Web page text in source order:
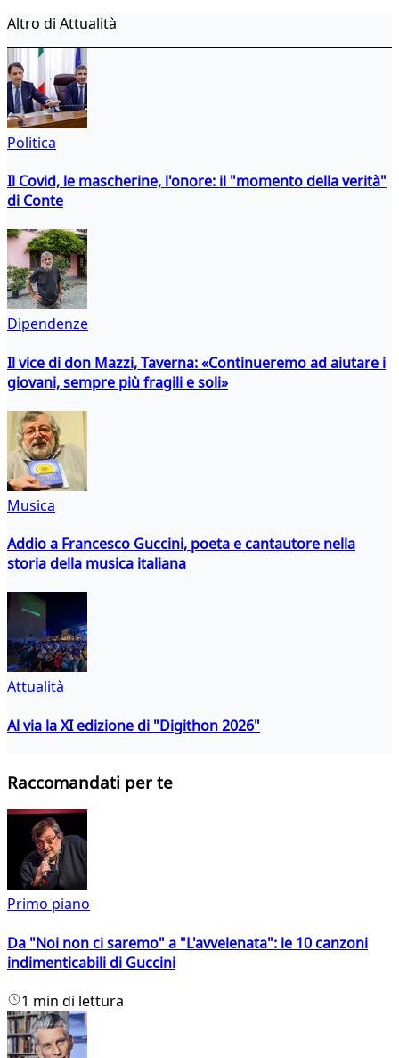
Altro di Attualità
Politica
Il Covid, le mascherine, l'onore: il "momento della verità"
di Conte
Dipendenze
Il vice di don Mazzi, Taverna: «Continueremo ad aiutare i
giovani, sempre più fragili e soli»
Musica
Addio a Francesco Guccini, poeta e cantautore nella
storia della musica italiana
Attualità
Al via la XI edizione di "Digithon 2026"
Raccomandati per te
Primo piano
Da "Noi non ci saremo" a "L'avvelenata": le 10 canzoni
indimenticabili di Guccini
1 min di lettura